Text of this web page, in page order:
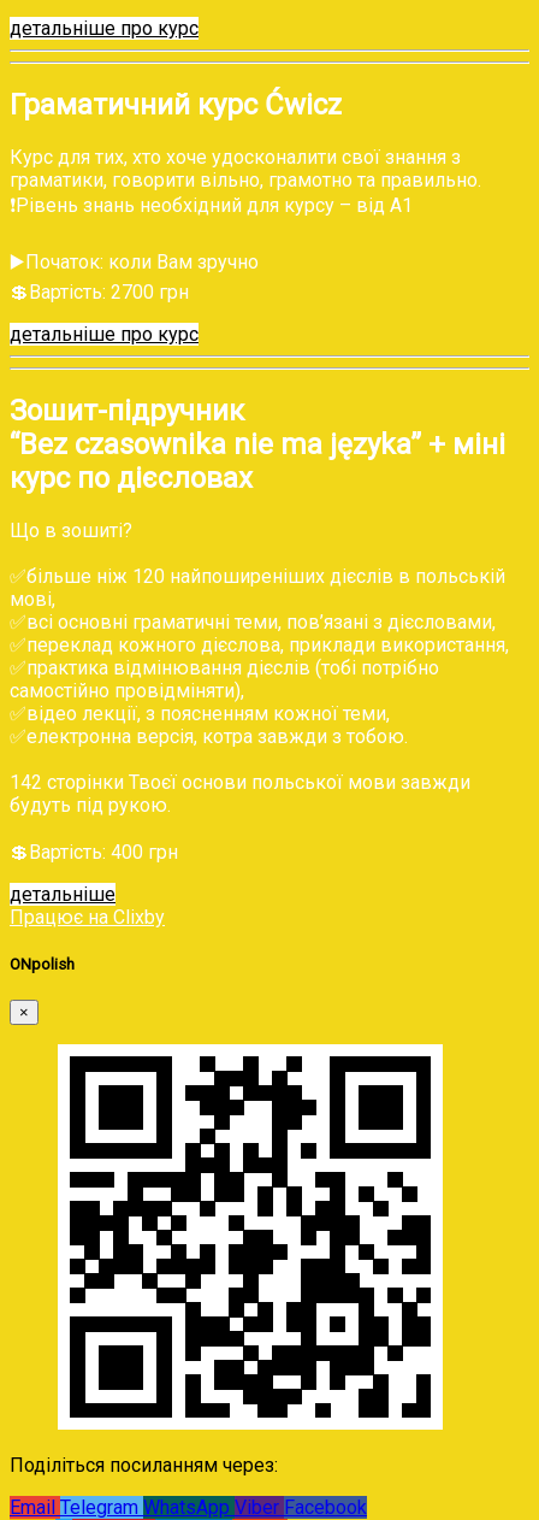
детальніше про курс
Граматичний курс Ćwicz
Курс для тих, хто хоче удосконалити свої знання з
граматики, говорити вільно, грамотно та правильно.
❗️Рівень знань необхідний для курсу – від А1
▶️Початок: коли Вам зручно
💲‌Вартість: 2700 грн
детальніше про курс
Зошит-підручник
‌“Bez czasownika nie ma języka” + міні
курс по дієсловах
Що в зошиті?
✅більше ніж 120 найпоширеніших дієслів в польській
мові,
✅всі основні граматичні теми, пов’язані з дієсловами,
✅переклад кожного дієслова, приклади використання,
✅практика відмінювання дієслів (тобі потрібно
самостійно провідміняти),
✅відео лекції, з поясненням кожної теми,
✅електронна версія, котра завжди з тобою.
142 сторінки Твоєї основи польської мови завжди
будуть під рукою.
💲‌Вартість: 400 грн
детальніше
Працює на Clixby
ONpolish
×
Поділіться посиланням через:
Email Telegram WhatsApp Viber Facebook